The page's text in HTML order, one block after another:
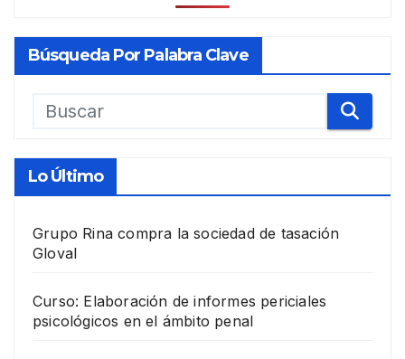
Búsqueda Por Palabra Clave
Lo Último
Grupo Rina compra la sociedad de tasación
Gloval
Curso: Elaboración de informes periciales
psicológicos en el ámbito penal